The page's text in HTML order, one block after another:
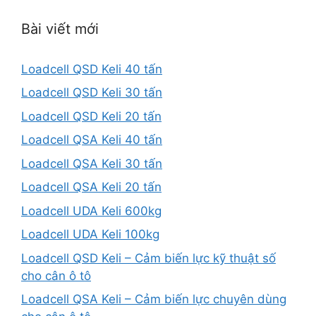
Bài viết mới
Loadcell QSD Keli 40 tấn
Loadcell QSD Keli 30 tấn
Loadcell QSD Keli 20 tấn
Loadcell QSA Keli 40 tấn
Loadcell QSA Keli 30 tấn
Loadcell QSA Keli 20 tấn
Loadcell UDA Keli 600kg
Loadcell UDA Keli 100kg
Loadcell QSD Keli – Cảm biến lực kỹ thuật số
cho cân ô tô
Loadcell QSA Keli – Cảm biến lực chuyên dùng